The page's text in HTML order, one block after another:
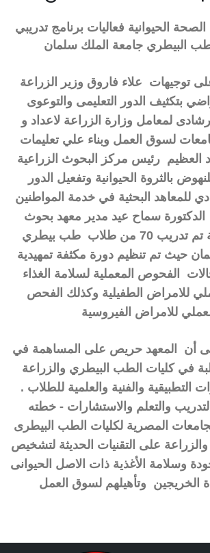
الحيوانية فعاليات برنامج تدريبي
توجيهات علاء فاروق وزير الزراعة
بتكثيف الدور التعليمى والتوعوى
لمعامل وزارة الزراعة لاعداد و
لسوق العمل وبناء علي تعليمات
العظيم رئيس مركز البحوث الزراعية
بالثروة الحيوانية وتفعيل الدور
للمعاهد البحثية في خدمة المواطنين
سماح عيد مدير معهد بحوث
الصحة الحيوانية تم تدريب 70 من طلاب طب بيطري
حيث تم تنظيم دورة مكثفة تمهيدية
الفحوص المعملية لسلامة الغذاء
للامراض الطفيلية وكذلك الفحص
أن المعهد حريص على المساهمة في
في كليات الطب البيطري والزراعة
التطبيقية والفنية والعلمية للطلاب .
والتعلم والاستشارات - خطته
المصرية لكليات الطب البيطرى
والزراعة على التقنيات الحديثة لتشخيص
وسلامة الأغذية ذات الاصل الحيوانى